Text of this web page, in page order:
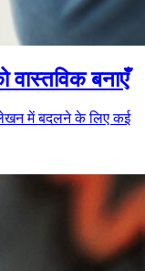
बनाएँ
में बदलने के लिए कई